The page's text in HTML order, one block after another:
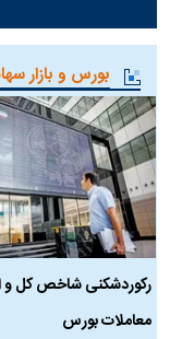
بورس و بازار
رکوردشکنی شاخص کل و
معاملات بورس